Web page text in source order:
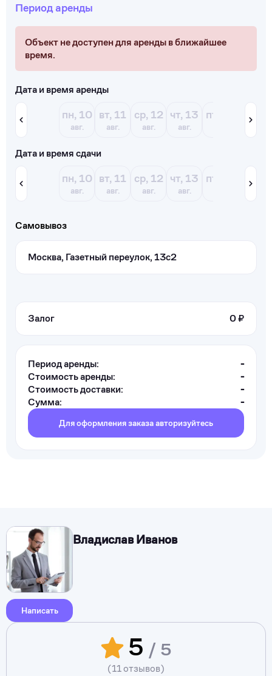
Период аренды
Объект не доступен для аренды в ближайшее
время.
Дата и время аренды
пн, 10
авг.
вт, 11
авг.
ср, 12
авг.
чт, 13
авг.
пт, 14 сб, 15
Дата и время сдачи
пн, 10
авг.
вт, 11
авг.
ср, 12
авг.
чт, 13
авг.
пт, 14 сб, 15
Самовывоз
Москва, Газетный переулок, 13с2
Залог 0 ₽
Период аренды:
-
Стоимость аренды:
-
Стоимость доставки:
-
Сумма:
-
Для оформления заказа авторизуйтесь
Написать
Владислав Иванов
5 / 5
(11 отзывов)